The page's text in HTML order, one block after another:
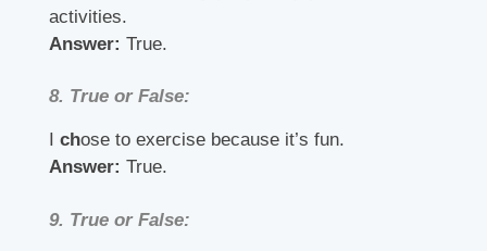
activities.
Answer: True.
8. True or False:
chose to exercise because it’s fun.
Answer: True.
9. True or False: